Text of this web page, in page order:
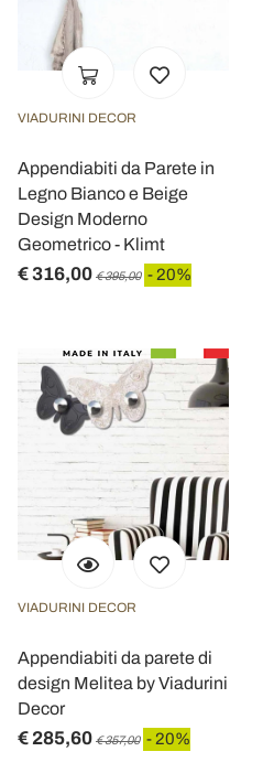
VIADURINI DECOR
Appendiabiti da Parete in
Legno Bianco e Beige
Design Moderno
Geometrico - Klimt
€ 316,00 € 395,00 - 20%
VIADURINI DECOR
Appendiabiti da parete di
design Melitea by Viadurini
Decor
€ 285,60 € 357,00 - 20%